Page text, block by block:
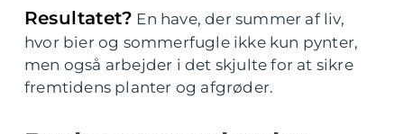
Resultatet? En have, der summer af liv,
hvor bier og sommerfugle ikke kun pynter,
men også arbejder i det skjulte for at sikre
fremtidens planter og afgrøder.